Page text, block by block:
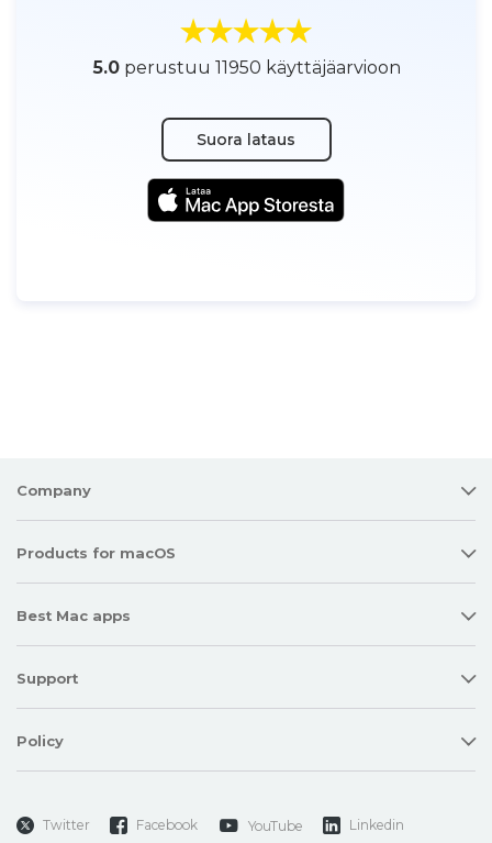
5.0perustuu 11950 käyttäjäarvioon
Suora lataus
Company
Products for macOS
Best Mac apps
Support
Policy
Twitter Facebook YouTube Linkedin